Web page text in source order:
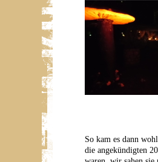
So kam es dann
die angekündigten